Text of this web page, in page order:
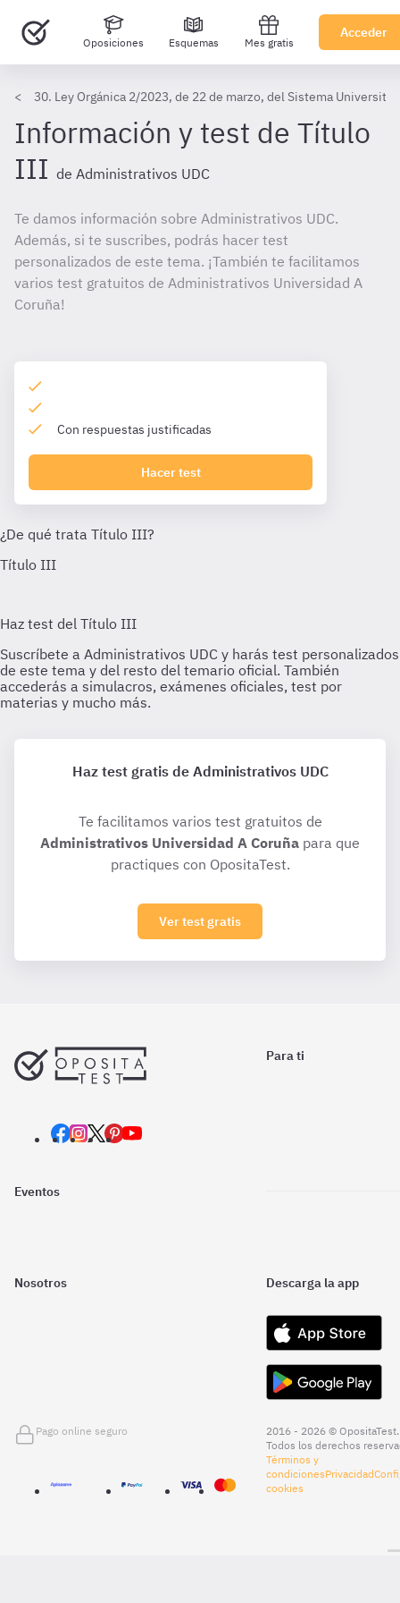
Oposiciones Esquemas Mes gratis
Acceder
30. Ley Orgánica 2/2023, de 22 de marzo, del Sistema
Información y test de Título
III de Administrativos UDC
Te damos información sobre Administrativos UDC.
Además, si te suscribes, podrás hacer test
personalizados de este tema. ¡También te facilitamos
varios test gratuitos de Administrativos Universidad A
Coruña!
Con respuestas justificadas
Hacer test
Haz test gratis de Administrativos UDC
Te facilitamos varios test gratuitos de
Administrativos Universidad A Coruña para que
practiques con OpositaTest.
Ver test gratis
Para ti
Eventos
Nosotros Descarga la app
Pago online seguro
2016 - 2026 © OpositaTest.
Todos los derechos
Términos y
condicionesPrivacidad
cookies